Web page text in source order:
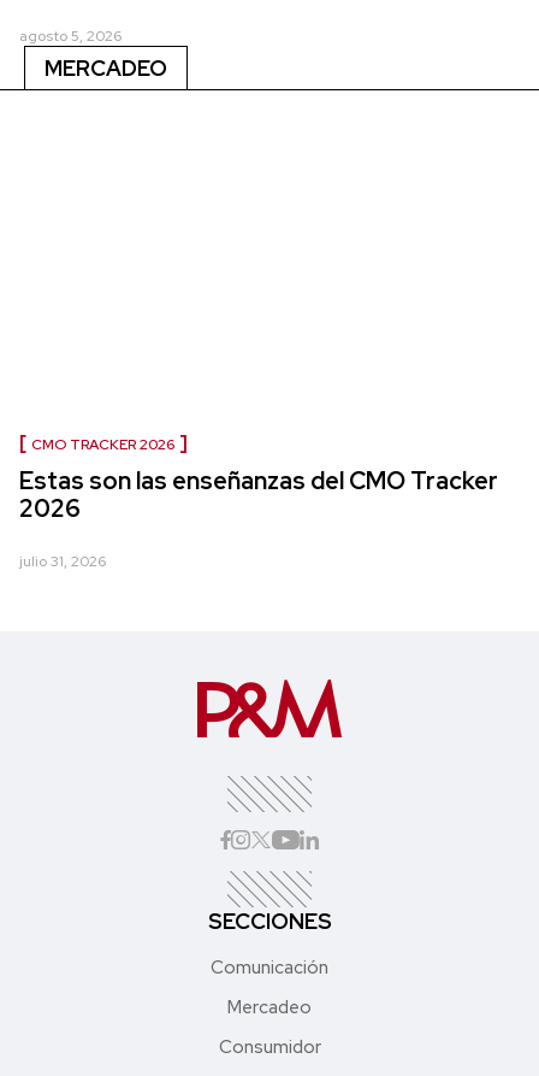
agosto 5, 2026
MERCADEO
CMO TRACKER 2026
Estas son las enseñanzas del CMO Tracker
2026
julio 31, 2026
SECCIONES
Comunicación
Mercadeo
Consumidor